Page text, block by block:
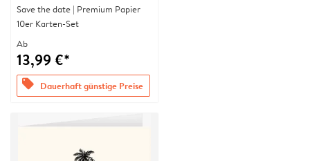
Save the date | Premium Papier
10er Karten-Set
Ab
13,99 €*
offers Dauerhaft günstige Preise